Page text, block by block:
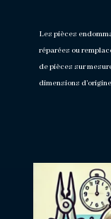
Les pièces
réparées ou
de pièces sur
dimensions